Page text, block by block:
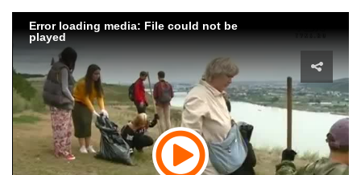
Error loading media: File could not be
played